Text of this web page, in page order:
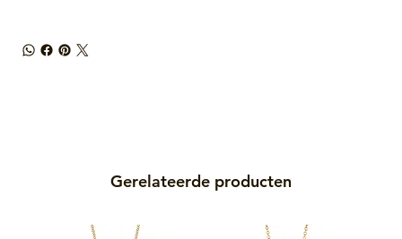
Gerelateerde producten